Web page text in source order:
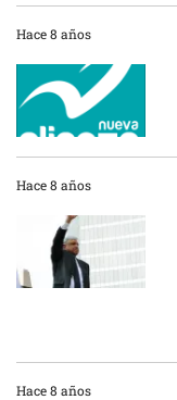
Hace 8 años
Hace 8 años
Hace 8 años